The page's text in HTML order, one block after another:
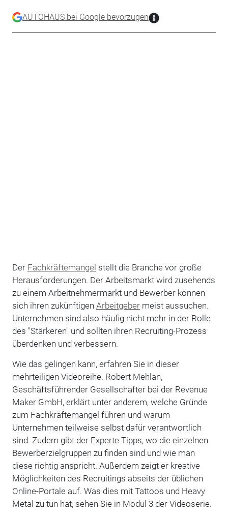
AUTOHAUS bei Google bevorzugen
Der Fachkräftemangel stellt die Branche vor große
Herausforderungen. Der Arbeitsmarkt wird zusehends
zu einem Arbeitnehmermarkt und Bewerber können
sich ihren zukünftigen Arbeitgebermeist aussuchen.
Unternehmen sind also häufig nicht mehr in der Rolle
des "Stärkeren" und sollten ihren Recruiting-Prozess
überdenken und verbessern.
Wie das gelingen kann, erfahren Sie in dieser
mehrteiligen Videoreihe. Robert Mehlan,
Geschäftsführender Gesellschafter bei der Revenue
Maker GmbH, erklärt unter anderem, welche Gründe
zum Fachkräftemangel führen und warum
Unternehmen teilweise selbst dafür verantwortlich
sind. Zudem gibt der Experte Tipps, wo die einzelnen
Bewerberzielgruppen zu finden sind und wie man
diese richtig anspricht. Außerdem zeigt er kreative
Möglichkeiten des Recruitings abseits der üblichen
Online-Portale auf. Was dies mit Tattoos und Heavy
Metal zu tun hat, sehen Sie in Modul 3 der Videoserie.